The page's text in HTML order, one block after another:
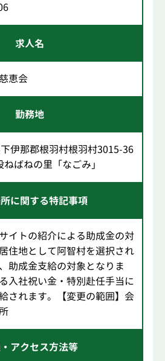
求人名
恵会
勤務地
伊那郡根羽村根羽村3015-36
ばねの里「なごみ」
に関する特記事項
イトの紹介による助成金の対
住地として阿智村を選択され
助成金支給の対象となりま
入社祝い金・特別赴任手当に
されます。【変更の範囲】会
アクセス方法等